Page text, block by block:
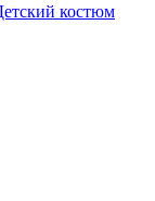
костюм